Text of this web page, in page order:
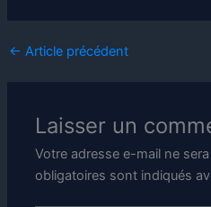
← Article précédent
Laisser un
Votre adresse e-mail ne
obligatoires sont indiqués